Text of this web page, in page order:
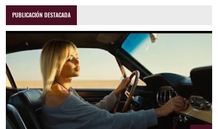
PUBLICACIÓN DESTACADA